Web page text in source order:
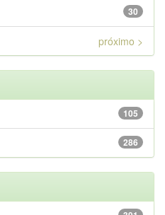
30
próximo >
105
286